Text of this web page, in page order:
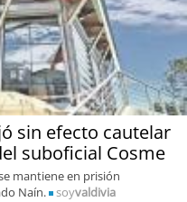
sin efecto cautelar
suboficial Cosme
mantiene en prisión
Naín.
soyvaldivia